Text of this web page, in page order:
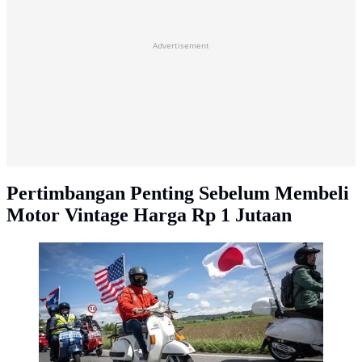
Advertisement
Pertimbangan Penting Sebelum Membeli
Motor Vintage Harga Rp 1 Jutaan